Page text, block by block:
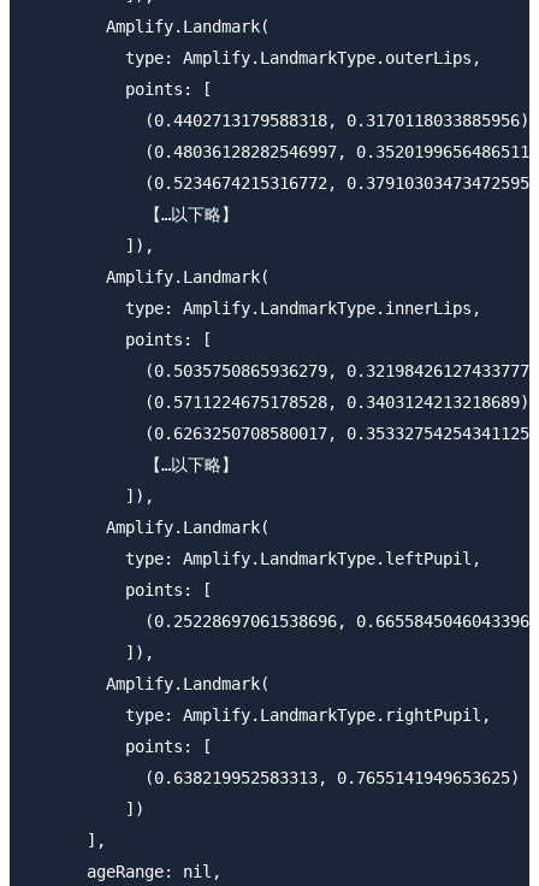
        Amplify.Landmark(
          type: Amplify.LandmarkType.outerLips,
          points: [
(0.4402713179588318,
(0.48036128282546997,
(0.5234674215316772,
            【…以下略】
          ]),
        Amplify.Landmark(
          type: Amplify.LandmarkType.innerLips,
          points: [
(0.5035750865936279,
(0.5711224675178528,
(0.6263250708580017,
            【…以下略】
          ]),
        Amplify.Landmark(
          type: Amplify.LandmarkType.leftPupil,
          points: [
            (0.25228697061538696, 0.6655845046043396)
          ]),
        Amplify.Landmark(
          type: Amplify.LandmarkType.rightPupil,
          points: [
            (0.638219952583313, 0.7655141949653625)
          ])
      ],
      ageRange: nil,